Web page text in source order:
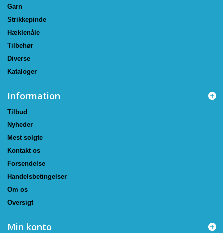
Garn
Strikkepinde
Hæklenåle
Tilbehør
Diverse
Kataloger
Information
Tilbud
Nyheder
Mest solgte
Kontakt os
Forsendelse
Handelsbetingelser
Om os
Oversigt
Min konto